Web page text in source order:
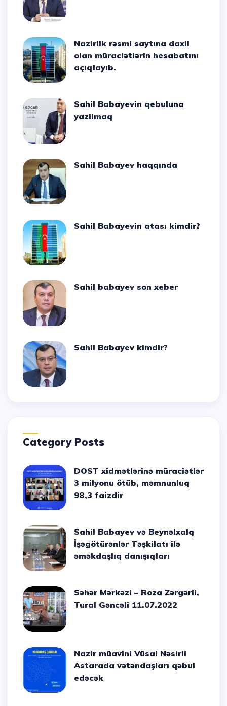
Nazirlik rəsmi saytına daxil
olan müraciətlərin hesabatını
açıqlayıb.
Sahil Babayevin qebuluna
yazilmaq
Sahil Babayev haqqında
Sahil Babayevin atası kimdir?
Sahil babayev son xeber
Sahil Babayev kimdir?
Category Posts
DOST xidmətlərinə müraciətlər
3 milyonu ötüb, məmnunluq
98,3 faizdir
Sahil Babayev və Beynəlxalq
İşəgötürənlər Təşkilatı ilə
əməkdaşlıq danışıqları
Səhər Mərkəzi – Roza Zərgərli,
Tural Gəncəli 11.07.2022
Nazir müavini Vüsal Nəsirli
Astarada vətəndaşları qəbul
edəcək